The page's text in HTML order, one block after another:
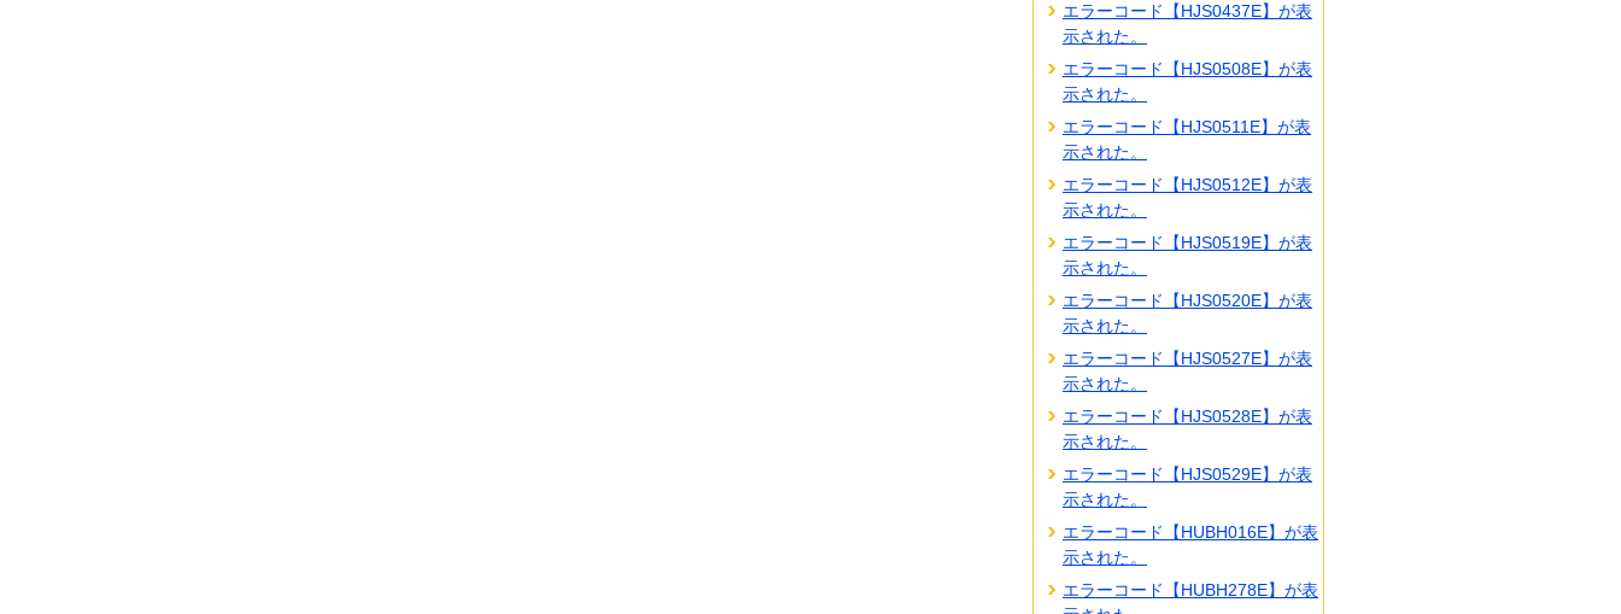
エラーコード【HJS0437E】が表
示された。
エラーコード【HJS0508E】が表
示された。
エラーコード【HJS0511E】が表
示された。
エラーコード【HJS0512E】が表
示された。
エラーコード【HJS0519E】が表
示された。
エラーコード【HJS0520E】が表
示された。
エラーコード【HJS0527E】が表
示された。
エラーコード【HJS0528E】が表
示された。
エラーコード【HJS0529E】が表
示された。
エラーコード【HUBH016E】が表
示された。
エラーコード【HUBH278E】が表